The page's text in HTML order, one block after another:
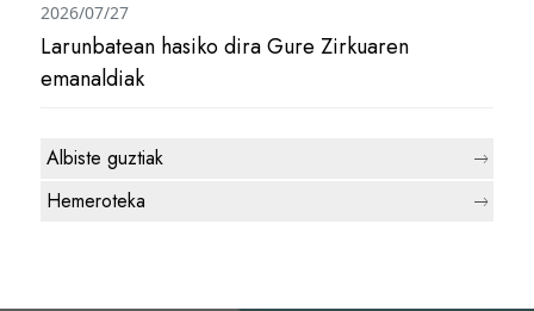
Larunbatean hasiko dira Gure Zirkuaren
emanaldiak
2026/07/27
Albiste guztiak
Hemeroteka